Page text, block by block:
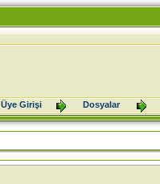
Üye Girişi Dosyalar